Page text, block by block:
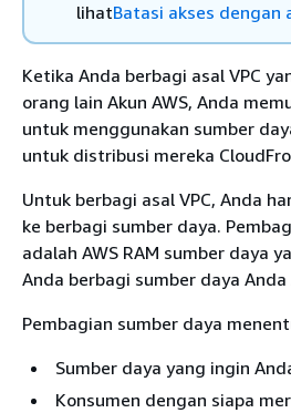
lihatBatasi akses dengan
Ketika Anda berbagi asal VPC
orang lain Akun AWS, Anda
untuk menggunakan sumber
untuk distribusi mereka
Untuk berbagi asal VPC, Anda
ke berbagi sumber daya.
adalah AWS RAM sumber daya
Anda berbagi sumber daya Anda
Pembagian sumber daya
Sumber daya yang ingin
Konsumen dengan siapa